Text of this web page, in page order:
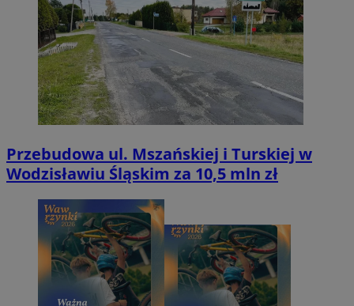
Przebudowa ul. Mszańskiej i Turskiej w
Wodzisławiu Śląskim za 10,5 mln zł